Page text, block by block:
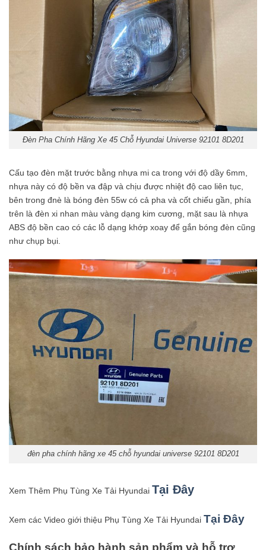
Đèn Pha Chính Hãng Xe 45 Chỗ Hyundai Universe 92101 8D201
Cấu tạo đèn mặt trước bằng nhựa mi ca trong với độ dầy 6mm,
nhựa này có độ bền va đập và chịu được nhiệt độ cao liên tục,
bên trong đnè là bóng đèn 55w có cả pha và cốt chiếu gần, phía
trên là đèn xi nhan màu vàng dạng kim cương, mặt sau là nhựa
ABS độ bền cao có các lỗ dạng khớp xoay để gắn bóng đèn cũng
như chụp bụi.
đèn pha chính hãng xe 45 chỗ hyundai universe 92101 8D201
Xem Thêm Phụ Tùng Xe Tải Hyundai Tại Đây
Xem các Video giới thiệu Phụ Tùng Xe Tải Hyundai Tại Đây
Chính sách bảo hành sản phẩm và hỗ trợ